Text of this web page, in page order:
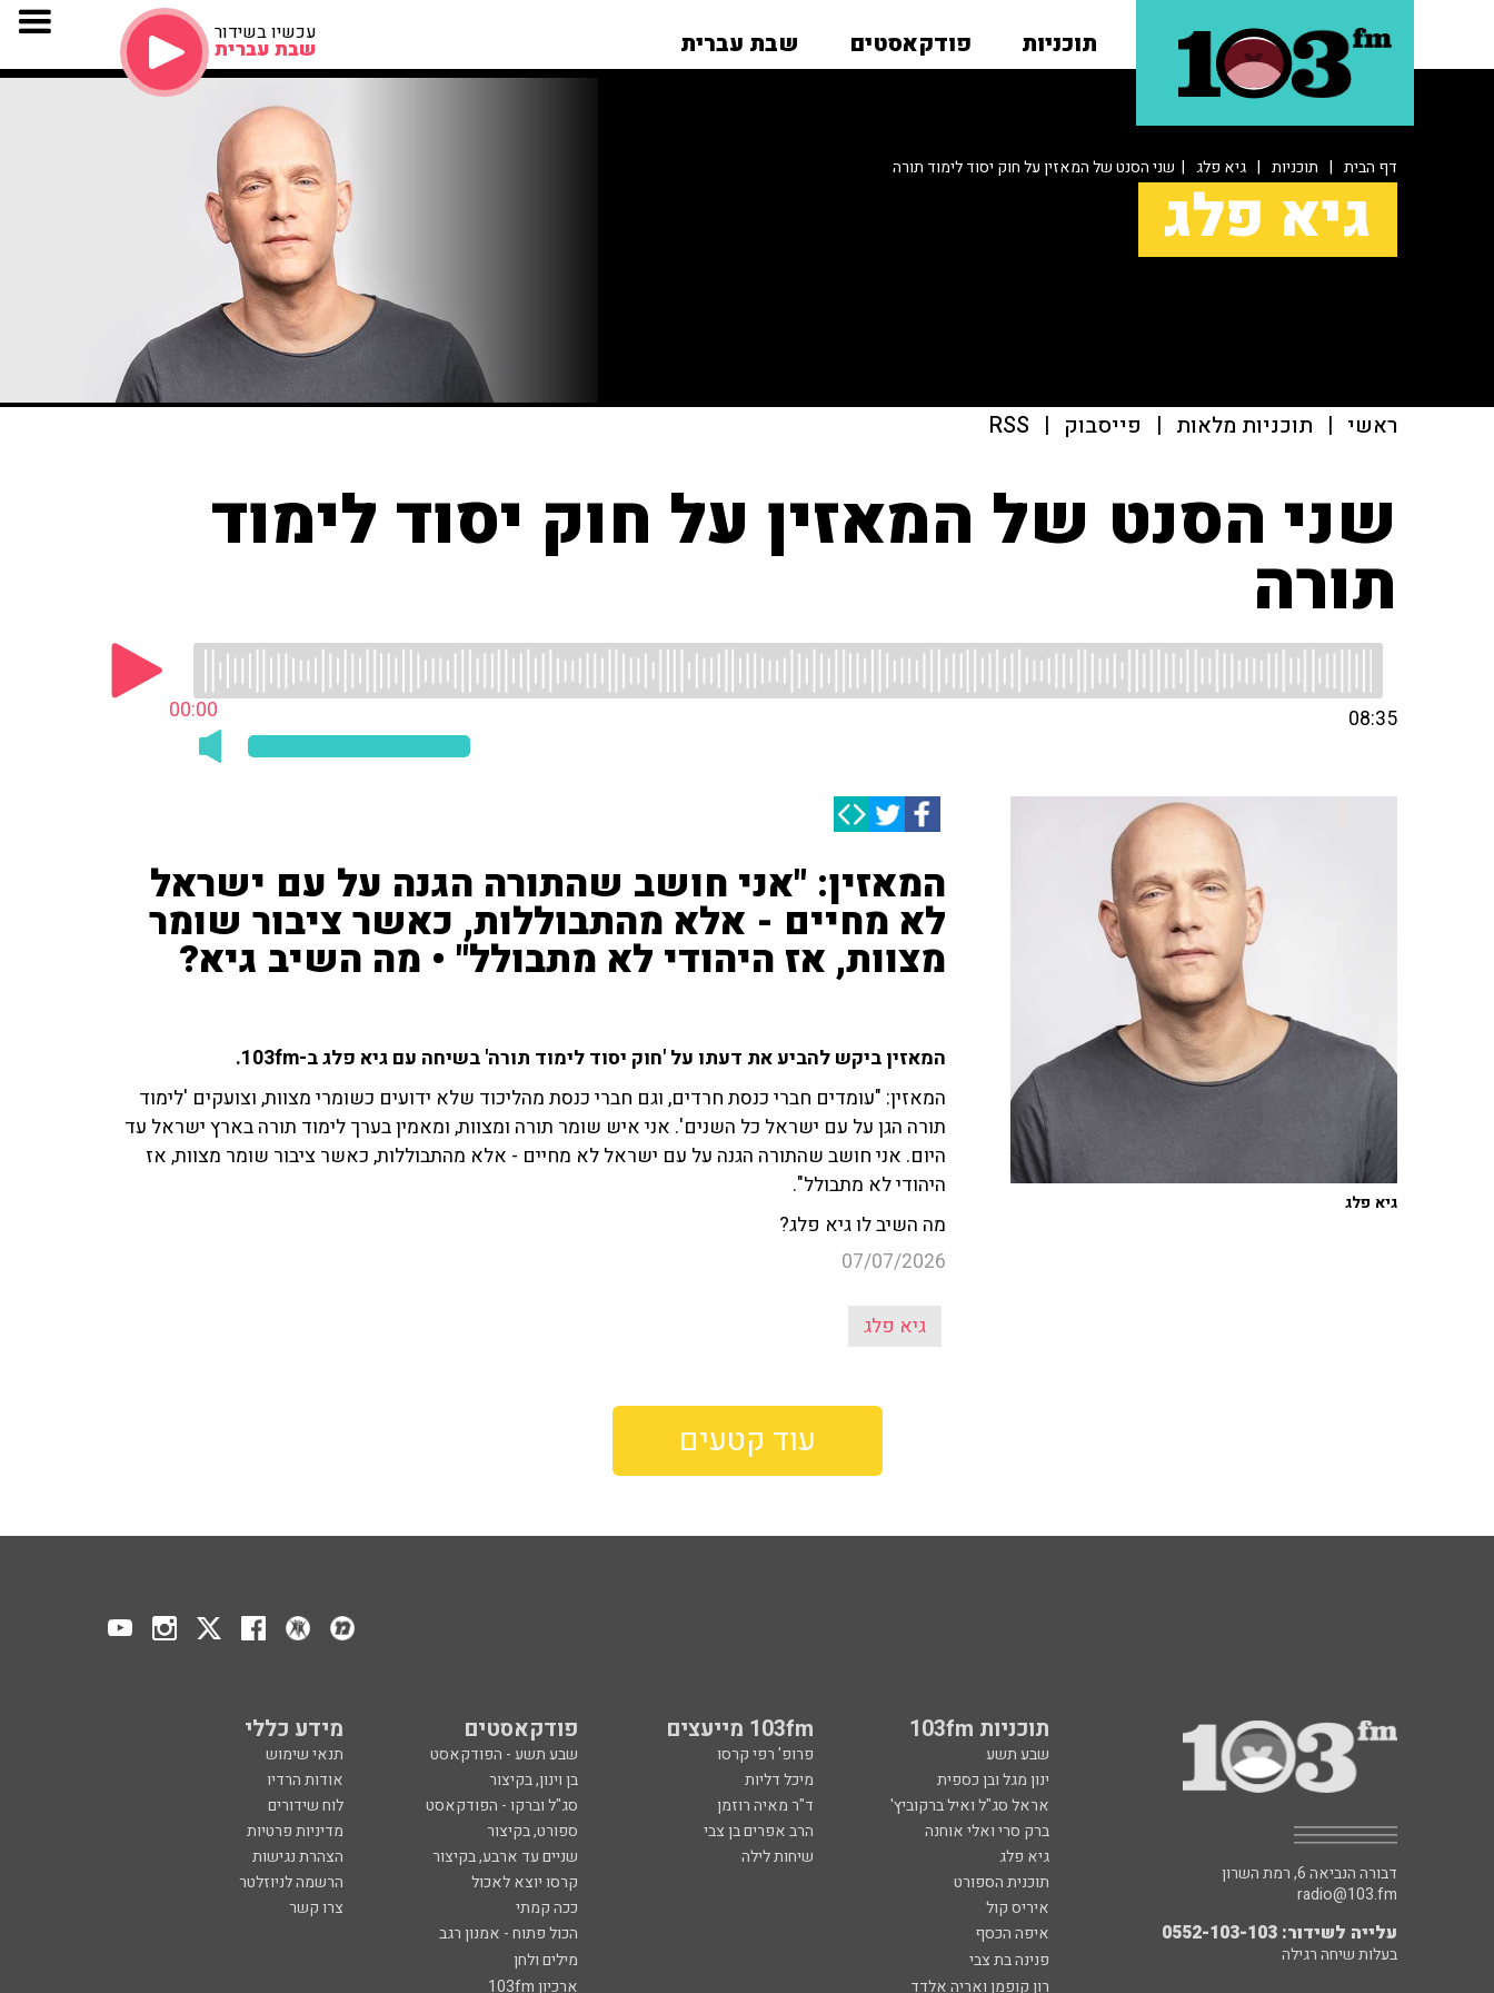
תוכניות פודקאסטים שבת עברית עכשיו בשידור
שבת עברית
דף הבית | תוכניות | גיא פלג | שני הסנט של המאזין על חוק יסוד לימוד תורה
גיא פלג
ראשי | תוכניות מלאות | פייסבוק |
RSS
שני הסנט של המאזין על חוק יסוד לימוד
תורה
00:00 08:35
המאזין: "אני חושב שהתורה הגנה על עם ישראל
לא מחיים - אלא מהתבוללות, כאשר ציבור שומר
מצוות, אז היהודי לא מתבולל" • מה השיב גיא?
המאזין ביקש להביע את דעתו על 'חוק יסוד לימוד תורה' בשיחה עם גיא פלג ב-103fm.
המאזין: "עומדים חברי כנסת חרדים, וגם חברי כנסת מהליכוד שלא ידועים כשומרי מצוות, וצועקים 'לימוד
תורה הגן על עם ישראל כל השנים'. אני איש שומר תורה ומצוות, ומאמין בערך לימוד תורה בארץ ישראל עד
היום. אני חושב שהתורה הגנה על עם ישראל לא מחיים - אלא מהתבוללות, כאשר ציבור שומר מצוות, אז
היהודי לא מתבולל".
מה השיב לו גיא פלג?
07/07/2026
גיא פלג
גיא פלג
עוד קטעים
תוכניות 103fm 103fm מייעצים פודקאסטים מידע כללי
שבע תשע פרופ' רפי קרסו שבע תשע - הפודקאסט
תנאי שימוש
ינון מגל ובן כספית
מיכל דליות בן וינון, בקיצור
אודות הרדיו
אראל סג"ל ואיל ברקוביץ'
ד"ר מאיה רוזמן סג"ל וברקו - הפודקאסט
לוח שידורים
ברק סרי ואלי אוחנה
הרב אפרים בן צבי ספורט, בקיצור
מדיניות פרטיות
גיא פלג
שיחות לילה שניים עד ארבע, בקיצור
הצהרת נגישות
תוכנית הספורט
קרסו יוצא לאכול
הרשמה לניוזלטר
איריס קול
ככה קמתי
צרו קשר
איפה הכסף
הכול פתוח - אמנון רגב
פנינה בת צבי
מילים ולחן
רון קופמן ואריה אלדד
ארכיון 103fm
דבורה הנביאה 6, רמת השרון
radio@103.fm
עלייה לשידור: 0552-103-103
בעלות שיחה רגילה